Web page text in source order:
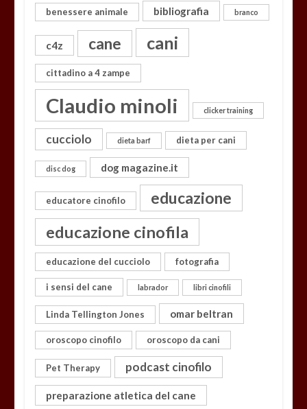
benessere animale bibliografia branco
c4z cane cani
cittadino a 4 zampe
Claudio minoli clicker training
cucciolo dieta barf dieta per cani
disc dog dog magazine.it
educatore cinofilo educazione
educazione cinofila
educazione del cucciolo fotografia
i sensi del cane labrador libri cinofili
Linda Tellington Jones omar beltran
oroscopo cinofilo oroscopo da cani
Pet Therapy podcast cinofilo
preparazione atletica del cane